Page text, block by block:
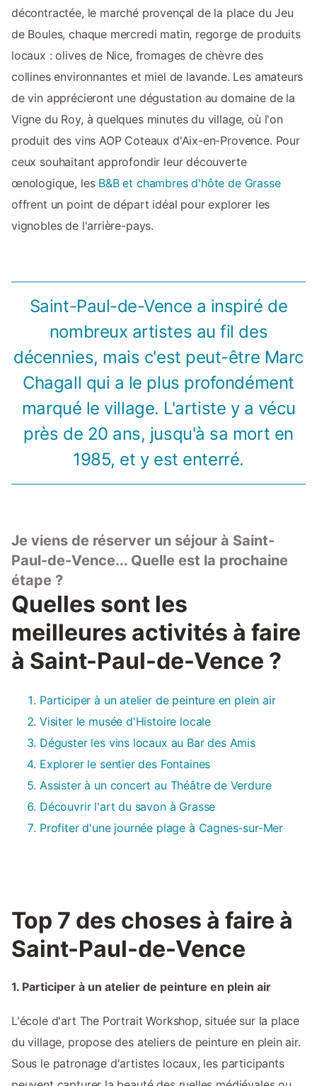
décontractée, le marché provençal de la place du Jeu
de Boules, chaque mercredi matin, regorge de produits
locaux : olives de Nice, fromages de chèvre des
collines environnantes et miel de lavande. Les amateurs
de vin apprécieront une dégustation au domaine de la
Vigne du Roy, à quelques minutes du village, où l'on
produit des vins AOP Coteaux d'Aix-en-Provence. Pour
ceux souhaitant approfondir leur découverte
œnologique, les B&B et chambres d'hôte de Grasse
offrent un point de départ idéal pour explorer les
vignobles de l'arrière-pays.
Saint-Paul-de-Vence a inspiré de
nombreux artistes au fil des
décennies, mais c'est peut-être Marc
Chagall qui a le plus profondément
marqué le village. L'artiste y a vécu
près de 20 ans, jusqu'à sa mort en
1985, et y est enterré.
Je viens de réserver un séjour à Saint-
Paul-de-Vence... Quelle est la prochaine
étape ?
Quelles sont les
meilleures activités à faire
à Saint-Paul-de-Vence ?
Participer à un atelier de peinture en plein air
Visiter le musée d'Histoire locale
Déguster les vins locaux au Bar des Amis
Explorer le sentier des Fontaines
Assister à un concert au Théâtre de Verdure
Découvrir l'art du savon à Grasse
Profiter d'une journée plage à Cagnes-sur-Mer
Top 7 des choses à faire à
Saint-Paul-de-Vence
1. Participer à un atelier de peinture en plein air
L'école d'art The Portrait Workshop, située sur la place
du village, propose des ateliers de peinture en plein air.
Sous le patronage d'artistes locaux, les participants